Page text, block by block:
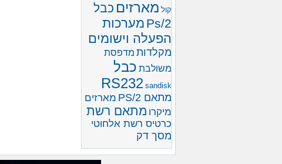
קול מארזים כבל
Ps/2 מערכות
הפעלה וישומים
מקלדות מדפסת
משולבת כבל
RS232 sandisk
מתאם PS/2
מארזים
מיקרו מתאם רשת
כרטיס רשת אלחוטי
מסך דק